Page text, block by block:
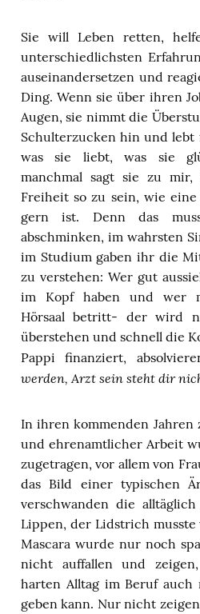
Sie will Leben retten,
unterschiedlichsten
auseinandersetzen und
Ding. Wenn sie über ihren
Augen, sie nimmt die
Schulterzucken hin und
was sie liebt, was sie
manchmal sagt sie zu
Freiheit so zu sein, wie
gern ist. Denn das
abschminken, im wahrsten
im Studium gaben ihr die
zu verstehen: Wer gut
im Kopf haben und wer
Hörsaal betritt- der wird
überstehen und schnell die
Pappi finanziert,
werden, Arzt sein steht dir
In ihren kommenden
und ehrenamtlicher Arbeit
zugetragen, vor allem von
das Bild einer typischen
verschwanden die
Lippen, der Lidstrich
Mascara wurde nur noch
nicht auffallen und
harten Alltag im Beruf auch
geben kann. Nur nicht